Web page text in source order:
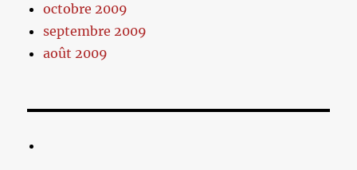
octobre 2009
septembre 2009
août 2009